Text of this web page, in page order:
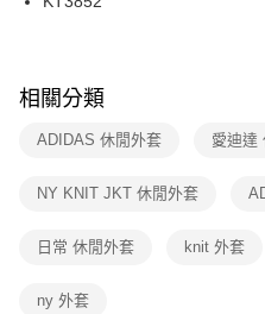
ATM／網路銀行／等多元方式進行付
※ 交易是否成功請以「AFTEE先享後
是否繳費成功／繳費後需取消欲退款
客戶支援中心」https://
１．透過由恩沛科技股份有限公司提
權轉讓予恩沛科技股份有限公司。
３．未成年的使用者請事先徵得法定
相關分類
ADIDAS 休閒外套 愛迪達
NY KNIT JKT 休閒外套
日常 休閒外套 knit 外套
ny 外套